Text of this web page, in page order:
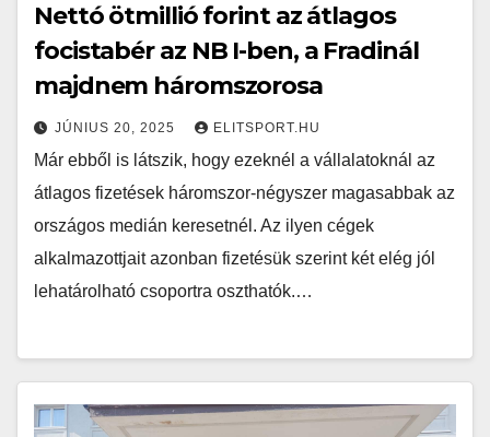
Nettó ötmillió forint az átlagos
focistabér az NB I-ben, a Fradinál
majdnem háromszorosa
JÚNIUS 20, 2025 ELITSPORT.HU
Már ebből is látszik, hogy ezeknél a vállalatoknál az
átlagos fizetések háromszor-négyszer magasabbak az
országos medián keresetnél. Az ilyen cégek
alkalmazottjait azonban fizetésük szerint két elég jól
lehatárolható csoportra oszthatók.…